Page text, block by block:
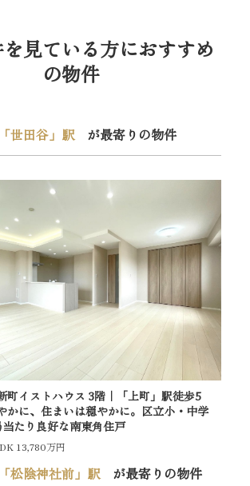
見ている方におすすめ
の物件
世田谷」駅が最寄りの物件
町イストハウス 3階｜「上町」駅徒歩5
かに、住まいは穏やかに。区立小・中学
たり良好な南東角住戸
13,780万円
松陰神社前」駅が最寄りの物件